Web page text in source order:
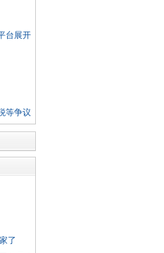
台展开
等争议
了